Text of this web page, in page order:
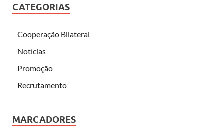
CATEGORIAS
Cooperação Bilateral
Notícias
Promoção
Recrutamento
MARCADORES